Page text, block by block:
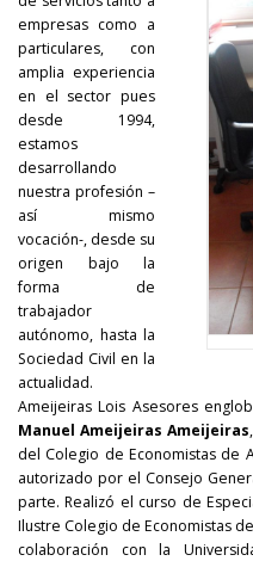
empresas como a
particulares, con
amplia experiencia
en el sector pues
desde 1994,
estamos
desarrollando
nuestra profesión –
así mismo
vocación-, desde su
origen bajo la
forma de
trabajador
autónomo, hasta la
Sociedad Civil en la
actualidad.
Ameijeiras Lois Asesores
Manuel Ameijeiras Ameijeiras
del Colegio de Economistas de
autorizado por el Consejo
parte. Realizó el curso de
Ilustre Colegio de Economistas
colaboración con la